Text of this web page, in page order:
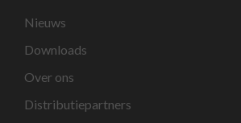
Nieuws
Downloads
Over ons
Distributiepartners